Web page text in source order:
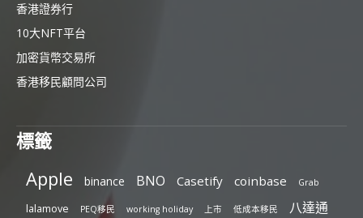
香港證券行
10大NFT平台
加密貨幣交易所
香港移民顧問公司
標籤
Apple binance BNO Casetify coinbase Grab
lalamove PEQ移民 working holiday 上市 低成本移民 八達通